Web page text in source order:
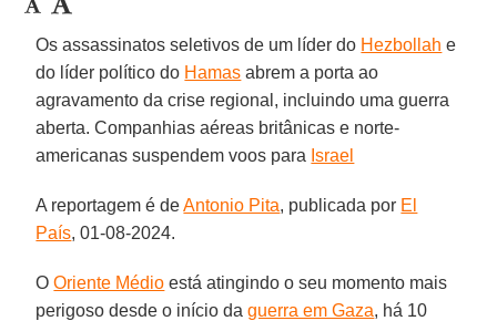
Os assassinatos seletivos de um líder do Hezbollah e
do líder político do Hamas abrem a porta ao
agravamento da crise regional, incluindo uma guerra
aberta. Companhias aéreas britânicas e norte-
americanas suspendem voos para Israel
A reportagem é deAntonio Pita, publicada por El
País, 01-08-2024.
OOriente Médio está atingindo o seu momento mais
perigoso desde o início daguerra em Gaza, há 10